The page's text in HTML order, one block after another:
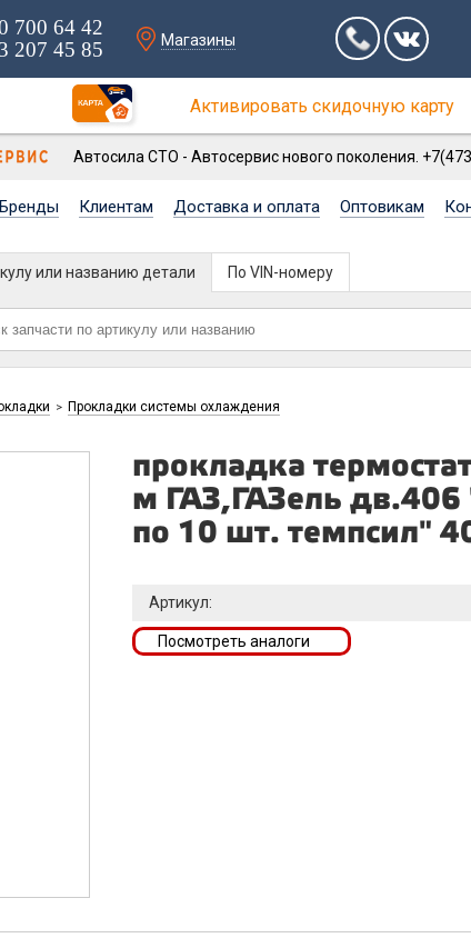
700 64 42
207 45 85
Магазины
Активировать скидочную карту
Автосила СТО - Автосервис нового поколения.
Бренды Клиентам Доставка и оплата Оптовикам
или названию детали По VIN-номеру
> Прокладки системы охлаждения
прокладка
м ГАЗ,ГАЗель
по 10 шт. темпсил"
Артикул:
Посмотреть аналоги